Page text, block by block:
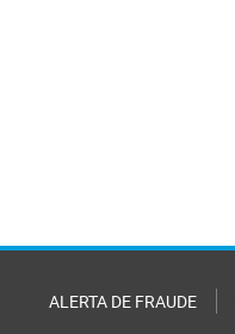
ALERTA DE FRAUDE